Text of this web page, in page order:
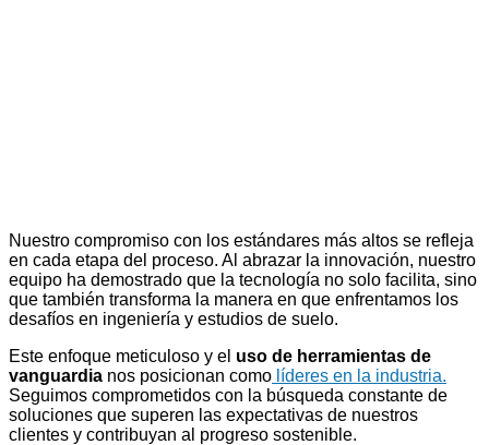
Nuestro compromiso con los estándares más altos se refleja
en cada etapa del proceso. Al abrazar la innovación, nuestro
equipo ha demostrado que la tecnología no solo facilita, sino
que también transforma la manera en que enfrentamos los
desafíos en ingeniería y estudios de suelo.
Este enfoque meticuloso y el uso de herramientas de
vanguardia nos posicionan como líderes en la industria.
Seguimos comprometidos con la búsqueda constante de
soluciones que superen las expectativas de nuestros
clientes y contribuyan al progreso sostenible.